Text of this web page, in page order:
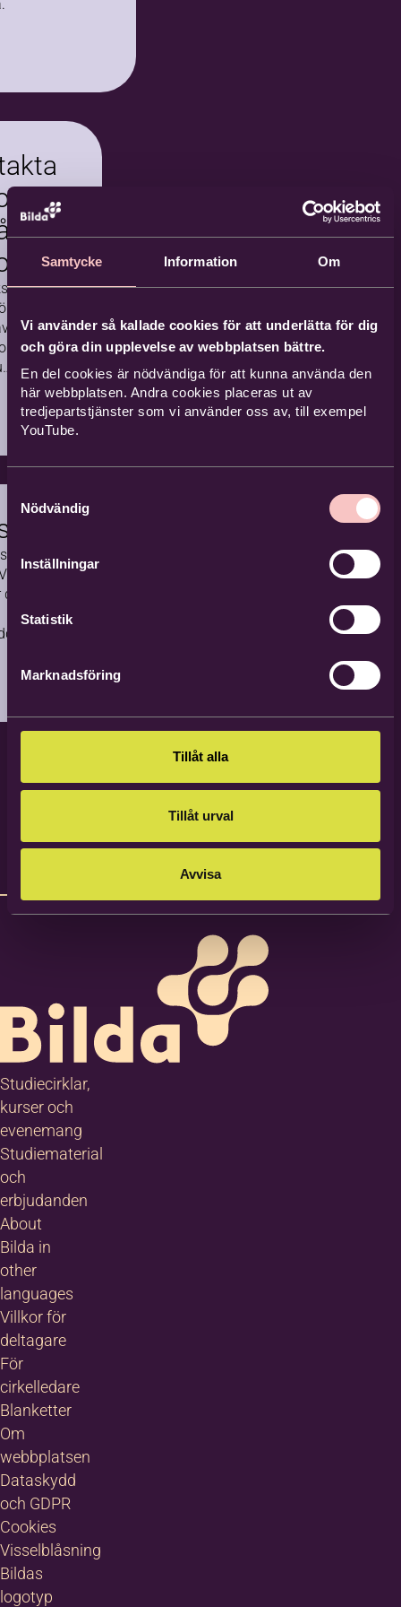
Samtycke Information Om
Vi använder så kallade cookies för att underlätta för dig
och göra din upplevelse av webbplatsen bättre.
En del cookies är nödvändiga för att kunna använda den
här webbplatsen. Andra cookies placeras ut av
tredjepartstjänster som vi använder oss av, till exempel
YouTube.
Nödvändig
Inställningar
Statistik
Marknadsföring
Tillåt alla
Tillåt urval
Avvisa
i
våra
Här
TT.
våra
Studiecirklar,
kurser och
evenemang
Studiematerial
och
erbjudanden
About
Bilda in
other
languages
Villkor för
deltagare
För
cirkelledare
Blanketter
Om
webbplatsen
Dataskydd
och GDPR
Cookies
Visselblåsning
Bildas
logotyp